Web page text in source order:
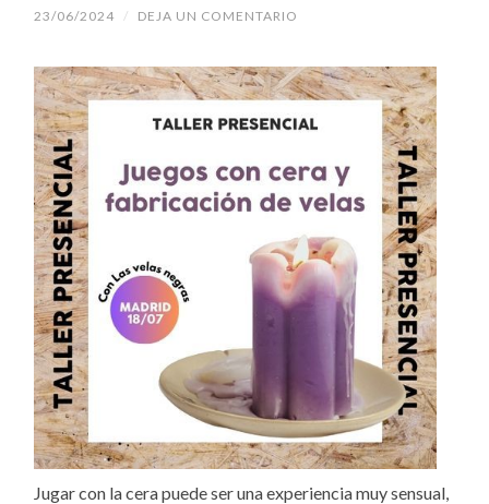
23/06/2024 / DEJA UN COMENTARIO
Jugar con la cera puede ser una experiencia muy sensual,